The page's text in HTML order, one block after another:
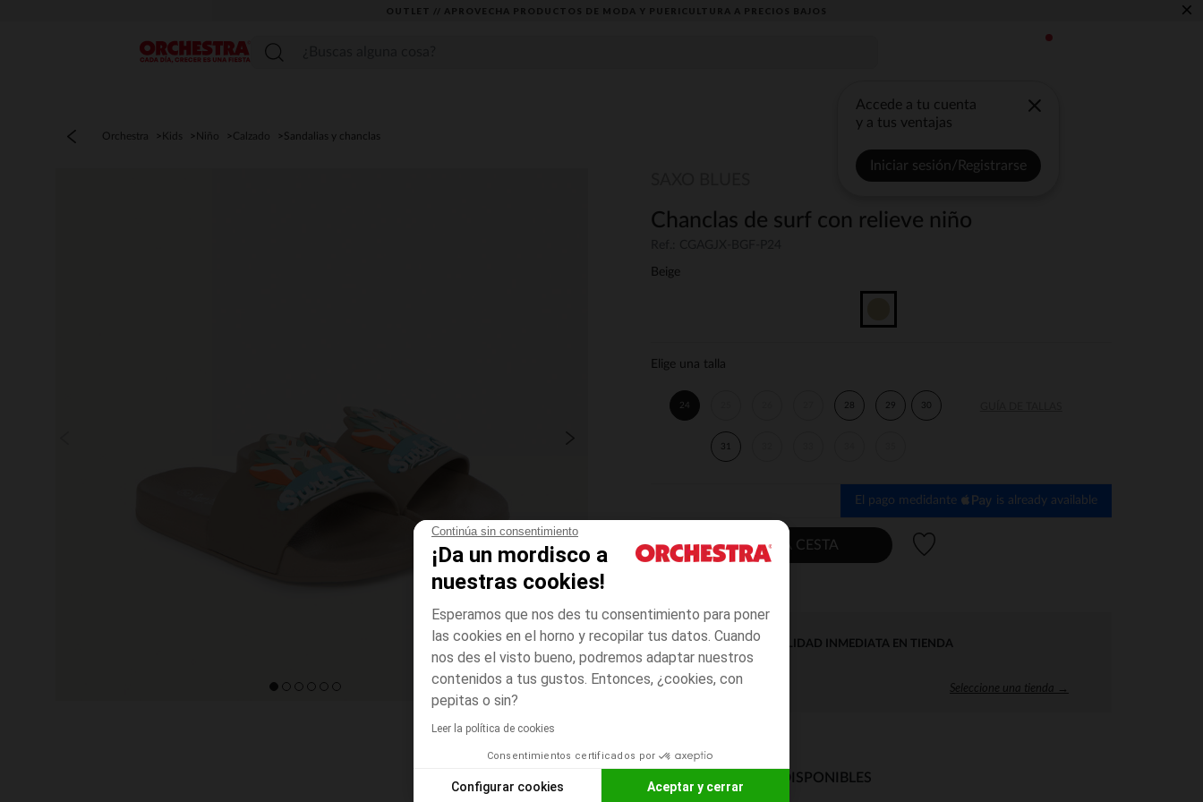
Continúa sin consentimiento
¡Da un mordisco a
nuestras cookies!
Esperamos que nos des tu consentimiento para poner
las cookies en el horno y recopilar tus datos. Cuando
nos des el visto bueno, podremos adaptar nuestros
contenidos a tus gustos. Entonces, ¿cookies, con
pepitas o sin?
Leer la política de cookies
Consentimientos certificados por
Configurar cookies Aceptar y cerrar
OUTLET // APROVECHA PRODUCTOS DE MODA Y PUERICULTURA A PRECIOS BAJOS ×
Menú
Accede a tu cuenta
y a tus ventajas
Iniciar sesión/Registrarse
Orchestra Kids Niño Calzado Sandalias y chanclas
Chanclas de surf con relieve niño
Beige
Elige una talla
24 28 29 30
31
El pago medidante is already available
AÑADIR A LA CESTA
DISPONIBILIDAD INMEDIATA EN TIENDA
Seleccione una tienda →
MODOS DE ENVÍO DISPONIBLES